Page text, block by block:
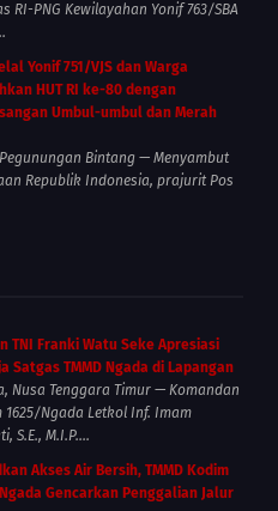
RI-PNG Kewilayahan Yonif 763/SBA
Yonif 751/VJS dan Warga
HUT RI ke-80 dengan
Umbul-umbul dan Merah
Bintang — Menyambut
Republik Indonesia, prajurit Pos
TNI Franki Watu Seke Apresiasi
Satgas TMMD Ngada di Lapangan
Nusa Tenggara Timur — Komandan
1625/Ngada Letkol Inf. Imam
S.E., M.I.P....
Akses Air Bersih, TMMD Kodim
Gencarkan Penggalian Jalur